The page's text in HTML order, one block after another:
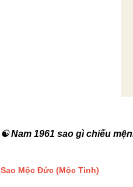
☯ Nam 1961 sao gì chiếu
Sao Mộc Đức (Mộc Tinh)